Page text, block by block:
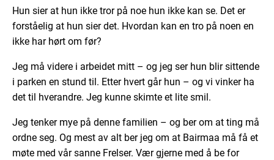
Hun sier at hun ikke tror på noe hun ikke kan se. Det er
forståelig at hun sier det. Hvordan kan en tro på noen en
ikke har hørt om før?
Jeg må videre i arbeidet mitt – og jeg ser hun blir sittende
i parken en stund til. Etter hvert går hun – og vi vinker ha
det til hverandre. Jeg kunne skimte et lite smil.
Jeg tenker mye på denne familien – og ber om at ting må
ordne seg. Og mest av alt ber jeg om at Bairmaa må få et
møte med vår sanne Frelser. Vær gjerne med å be for